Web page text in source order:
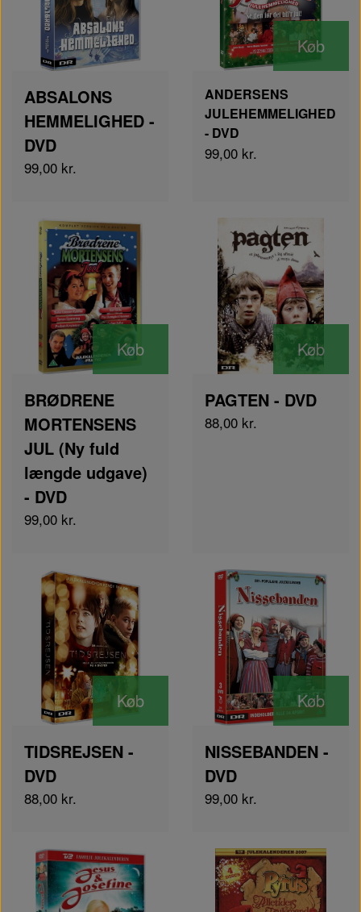
ABSALONS
HEMMELIGHED -
DVD
99,00 kr.
Køb
ANDERSENS
JULEHEMMELIGHED
- DVD
99,00 kr.
Køb
BRØDRENE
MORTENSENS
JUL (Ny fuld
længde udgave)
- DVD
99,00 kr.
Køb
PAGTEN - DVD
88,00 kr.
Køb
TIDSREJSEN -
DVD
88,00 kr.
Køb
NISSEBANDEN -
DVD
99,00 kr.